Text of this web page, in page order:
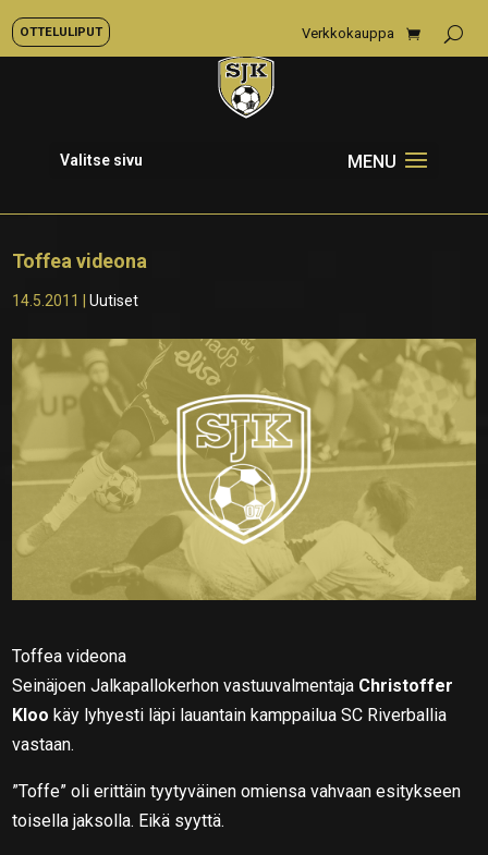
OTTELULIPUT Verkkokauppa
Valitse sivu
Toffea videona
14.5.2011 |Uutiset
Toffea videona
Seinäjoen Jalkapallokerhon vastuuvalmentaja Christoffer
Kloo käy lyhyesti läpi lauantain kamppailua SC Riverballia
vastaan.
”Toffe” oli erittäin tyytyväinen omiensa vahvaan esitykseen
toisella jaksolla. Eikä syyttä.